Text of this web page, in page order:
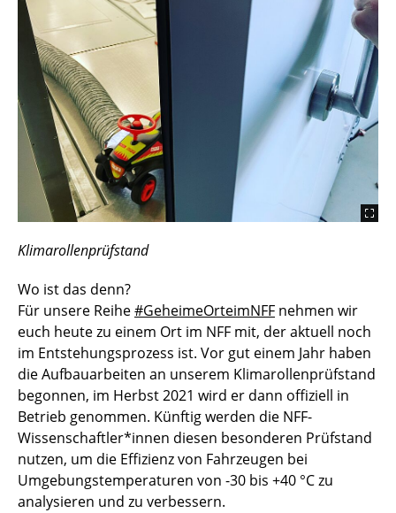
Klimarollenprüfstand
Wo ist das denn?
Für unsere Reihe#GeheimeOrteimNFF nehmen wir
euch heute zu einem Ort im NFF mit, der aktuell noch
im Entstehungsprozess ist. Vor gut einem Jahr haben
die Aufbauarbeiten an unserem Klimarollenprüfstand
begonnen, im Herbst 2021 wird er dann offiziell in
Betrieb genommen. Künftig werden die NFF-
Wissenschaftler*innen diesen besonderen Prüfstand
nutzen, um die Effizienz von Fahrzeugen bei
Umgebungstemperaturen von -30 bis +40 °C zu
analysieren und zu verbessern.